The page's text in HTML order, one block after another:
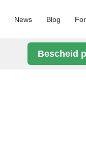
News Blog
Bescheid